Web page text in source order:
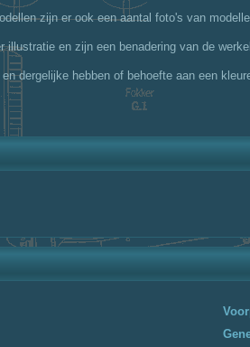
zijn er ook een aantal foto's van
en zijn een benadering van de
dergelijke hebben of behoefte aan een